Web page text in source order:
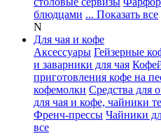
блюдцами ... Показать все
N
Для чая и кофе
Аксессуары Гейзерные
и заварники для чая
приготовления кофе на
кофемолки Средства для
для чая и кофе, чайники
Френч-прессы Чайники
все